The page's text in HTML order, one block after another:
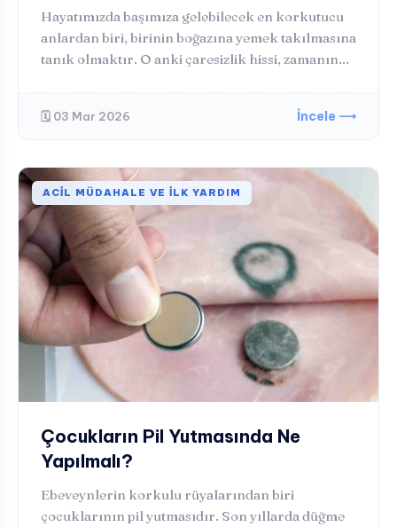
Hayatımızda başımıza gelebilecek en korkutucu
anlardan biri, birinin boğazına yemek takılmasına
tanık olmaktır. O anki çaresizlik hissi, zamanın...
🗓️ 03 Mar 2026 İncele ⟶
ACIL MÜDAHALE VE İLK YARDIM
Çocukların Pil Yutmasında Ne
Yapılmalı?
Ebeveynlerin korkulu rüyalarından biri
çocuklarının pil yutmasıdır. Son yıllarda düğme